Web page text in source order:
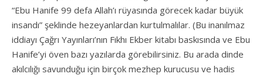
“Ebu Hanife 99 defa Allah’ı rüyasında görecek kadar büyük
insandı” şeklinde hezeyanlardan kurtulmalılar. (Bu inanılmaz
iddiayı Çağrı Yayınları’nın Fıkhı Ekber kitabı baskısında ve Ebu
Hanife’yi öven bazı yazılarda görebilirsiniz. Bu arada dinde
akılcılığı savunduğu için birçok mezhep kurucusu ve hadis